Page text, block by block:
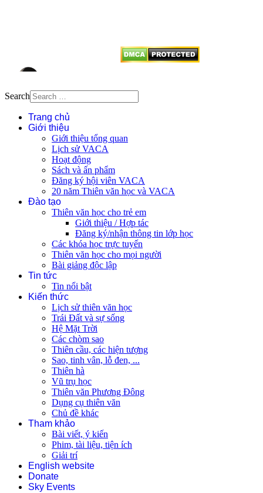
Search
Trang chủ
Giới thiệu
Giới thiệu tổng quan
Lịch sử VACA
Hoạt động
Sách và ấn phẩm
Đăng ký hội viên VACA
20 năm Thiên văn học và VACA
Đào tạo
Thiên văn học cho trẻ em
Giới thiệu / Hợp tác
Đăng ký/nhận thông tin lớp học
Các khóa học trực tuyến
Thiên văn học cho mọi người
Bài giảng độc lập
Tin tức
Tin nổi bật
Kiến thức
Lịch sử thiên văn học
Trái Đất và sự sống
Hệ Mặt Trời
Các chòm sao
Thiên cầu, các hiện tượng
Sao, tinh vân, lỗ đen, ...
Thiên hà
Vũ trụ học
Thiên văn Phương Đông
Dụng cụ thiên văn
Chủ đề khác
Tham khảo
Bài viết, ý kiến
Phim, tài liệu, tiện ích
Giải trí
English website
Donate
Sky Events